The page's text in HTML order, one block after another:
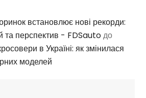
встановлює нові рекорди:
та перспектив - FDSautoдо
в Україні: як змінилася
моделей